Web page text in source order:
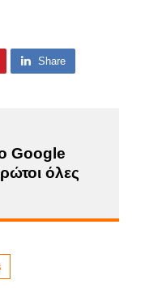
Share
Google
όλες